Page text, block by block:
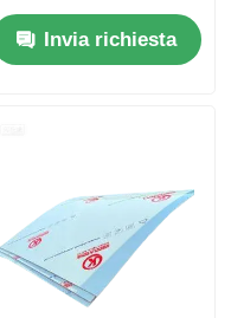
plastica in genere da
mm a 20 mm Ideale
per usi elettrici e
Invia richiesta